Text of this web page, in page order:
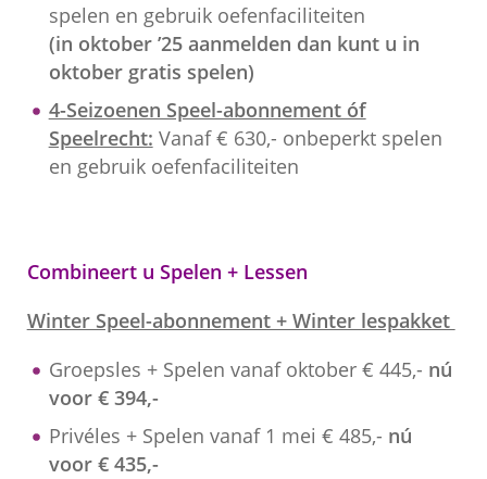
spelen en gebruik oefenfaciliteiten
(in oktober ’25 aanmelden dan kunt u in
oktober gratis spelen)
4-Seizoenen Speel-abonnement óf
Speelrecht: Vanaf € 630,- onbeperkt spelen
en gebruik oefenfaciliteiten
Combineert u Spelen + Lessen
Winter Speel-abonnement + Winter lespakket
Groepsles + Spelen vanaf oktober € 445,- nú
voor € 394,-
Privéles + Spelen vanaf 1 mei € 485,- nú
voor € 435,-